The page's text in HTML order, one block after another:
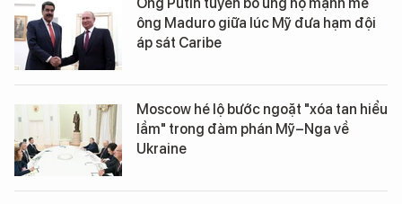
ông Maduro giữa lúc Mỹ đưa hạm đội
áp sát Caribe
Moscow hé lộ bước ngoặt "xóa tan hiểu
lầm" trong đàm phán Mỹ–Nga về
Ukraine